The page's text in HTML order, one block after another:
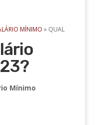
MÍNIMO » QUAL
Mínimo